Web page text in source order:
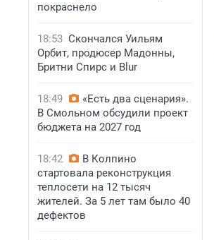
покраснело
18:53 Скончался Уильям
Орбит, продюсер Мадонны,
Бритни Спирс и Blur
18:49
«Есть два сценария».
В Смольном обсудили проект
бюджета на 2027 год
18:42
В Колпино
стартовала реконструкция
теплосети на 12 тысяч
жителей. За 5 лет там было 40
дефектов